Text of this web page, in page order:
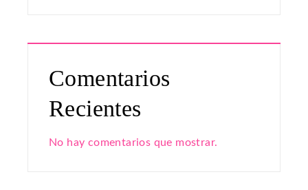
Comentarios
Recientes
No hay comentarios que mostrar.